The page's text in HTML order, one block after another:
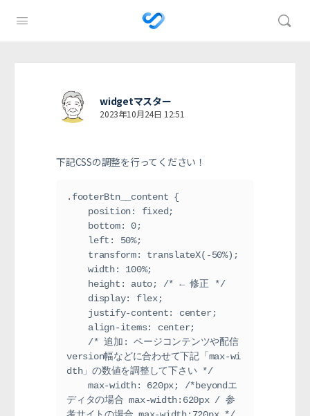
widgetマスター
2023年10月24日 12:51
下記CSSの調整を行ってください！
.footerBtn__content {
    width: 100%;
version幅などに合わせて下記「max-wi
dth」の数値を調整して下さい */
    max-width: 620px; /*beyondエ
ディタの場合 max-width:620px / 参